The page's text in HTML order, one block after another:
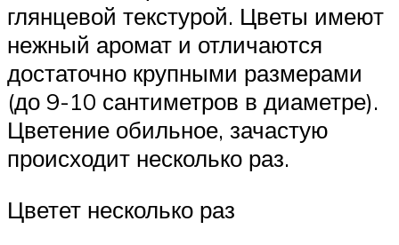
глянцевой текстурой. Цветы имеют
нежный аромат и отличаются
достаточно крупными размерами
(до 9-10 сантиметров в диаметре).
Цветение обильное, зачастую
происходит несколько раз.
Цветет несколько раз